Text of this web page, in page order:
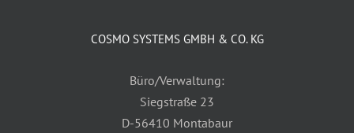
COSMO SYSTEMS GMBH & CO. KG
Büro/Verwaltung:
Siegstraße 23
D-56410 Montabaur